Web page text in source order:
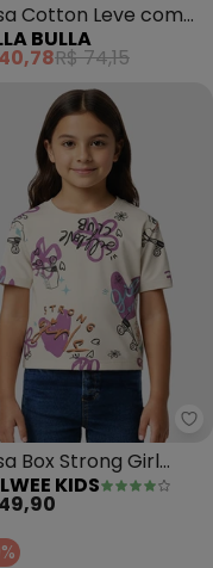
Cotton Leve com
e Paetê (Bege)
BULLA
R$ 74,15
- Blusa Infantil em
Box Strong Girl
KIDS